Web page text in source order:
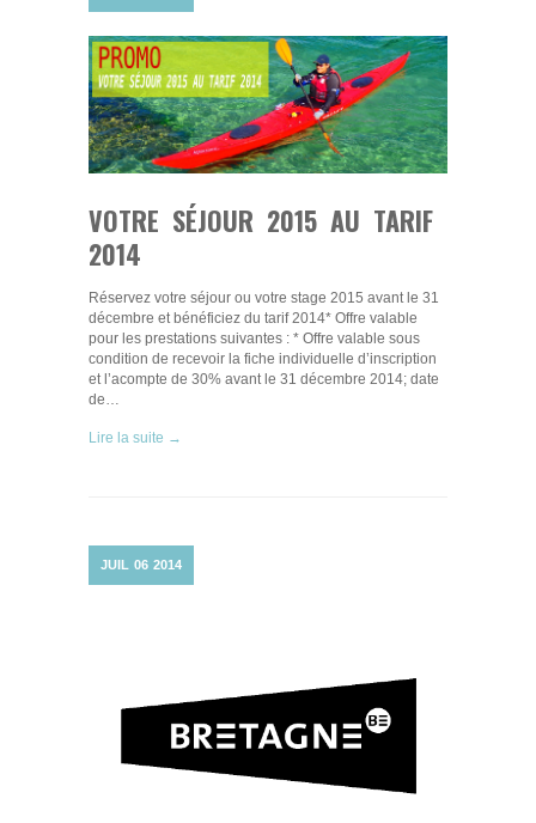
VOTRE SÉJOUR 2015 AU TARIF
2014
Réservez votre séjour ou votre stage 2015 avant le 31
décembre et bénéficiez du tarif 2014* Offre valable
pour les prestations suivantes : * Offre valable sous
condition de recevoir la fiche individuelle d’inscription
et l’acompte de 30% avant le 31 décembre 2014; date
de…
Lire la suite →
JUIL 06 2014